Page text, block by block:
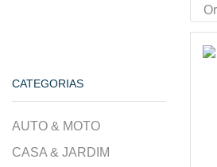
CATEGORIAS
AUTO & MOTO
CASA & JARDIM